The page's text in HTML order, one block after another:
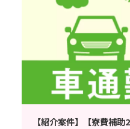
【紹介案件】【寮費補